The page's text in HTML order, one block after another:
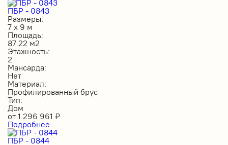
ПБР - 0843
Размеры:
7 х 9 м
Площадь:
87.22 м2
Этажность:
2
Мансарда:
Нет
Материал:
Профилированный брус
Тип:
Дом
от 1 296 961 ₽
Подробнее
ПБР - 0844